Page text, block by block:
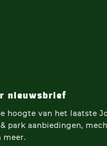
nieuwsbrief
hoogte van het laatste
park aanbiedingen, m
meer.